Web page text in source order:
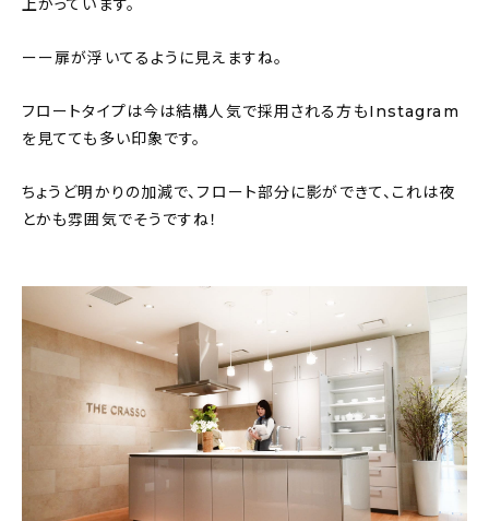
上がっています。
ーー扉が浮いてるように見えますね。
フロートタイプは今は結構人気で採用される方もInstagram
を見てても多い印象です。
ちょうど明かりの加減で、フロート部分に影ができて、これは夜
とかも雰囲気でそうですね！